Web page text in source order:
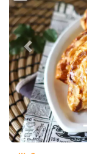
Prejšnji